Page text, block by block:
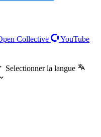
Collective
YouTube
Selectionner la langue